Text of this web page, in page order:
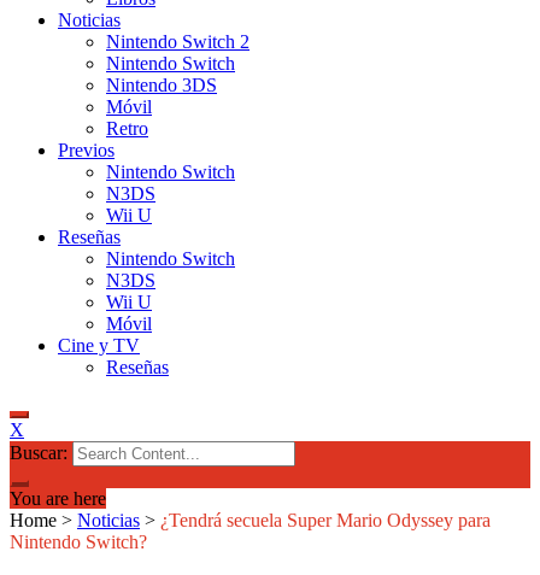
Noticias
Nintendo Switch 2
Nintendo Switch
Nintendo 3DS
Móvil
Retro
Previos
Nintendo Switch
N3DS
Wii U
Reseñas
Nintendo Switch
N3DS
Wii U
Móvil
Cine y TV
Reseñas
X
Buscar:
You are here
Home > Noticias > ¿Tendrá secuela Super Mario Odyssey para
Nintendo Switch?